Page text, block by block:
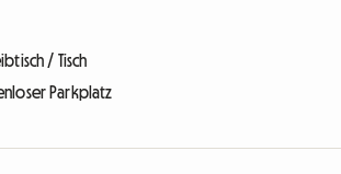
/ Tisch
Parkplatz